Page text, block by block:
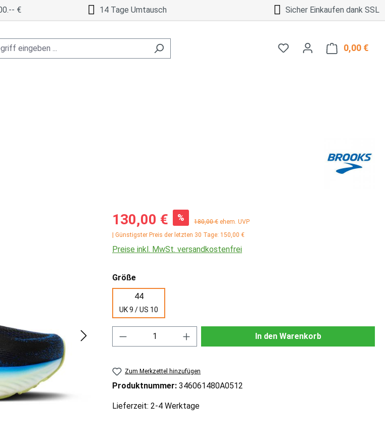
€ 14 Tage Umtausch Sicher Einkaufen dank SSL
0,00 €
Verkaufspreis:
130,00 € % Regulärer Preis:
180,00 € ehem. UVP
| Günstigster Preis der letzten 30 Tage: 150,00 €
Preise inkl. MwSt. versandkostenfrei
Größeauswählen
44
UK 9 / US 10
Produkt Anzahl: Gib den gewünschten Wert ein
In den Warenkorb
Zum Merkzettel hinzufügen
Produktnummer: 346061480A0512
Lieferzeit: 2-4 Werktage